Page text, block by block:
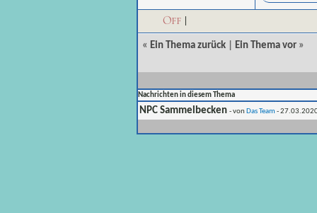
Off
« Ein Thema zurück Ein Thema vor »
Nachrichten in diesem Thema
NPC Sammelbecken - von Das Team -